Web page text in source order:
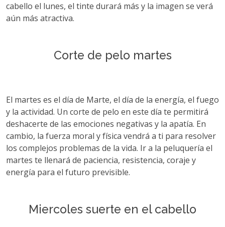
cabello el lunes, el tinte durará más y la imagen se verá
aún más atractiva.
Сorte de pelo martes
El martes es el día de Marte, el día de la energía, el fuego
y la actividad. Un corte de pelo en este día te permitirá
deshacerte de las emociones negativas y la apatía. En
cambio, la fuerza moral y física vendrá a ti para resolver
los complejos problemas de la vida. Ir a la peluquería el
martes te llenará de paciencia, resistencia, coraje y
energía para el futuro previsible.
Miercoles suerte en el cabello